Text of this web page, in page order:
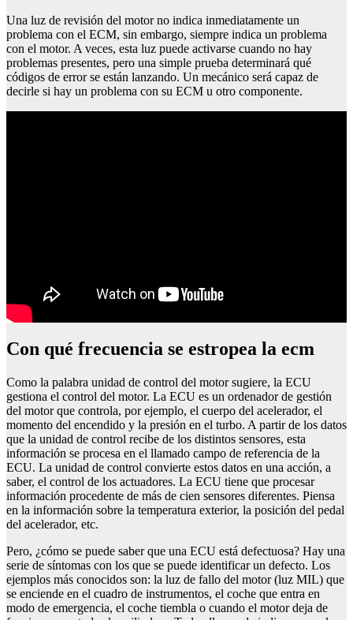
Una luz de revisión del motor no indica inmediatamente un
problema con el ECM, sin embargo, siempre indica un problema
con el motor. A veces, esta luz puede activarse cuando no hay
problemas presentes, pero una simple prueba determinará qué
códigos de error se están lanzando. Un mecánico será capaz de
decirle si hay un problema con su ECM u otro componente.
Con qué frecuencia se estropea la ecm
Como la palabra unidad de control del motor sugiere, la ECU
gestiona el control del motor. La ECU es un ordenador de gestión
del motor que controla, por ejemplo, el cuerpo del acelerador, el
momento del encendido y la presión en el turbo. A partir de los datos
que la unidad de control recibe de los distintos sensores, esta
información se procesa en el llamado campo de referencia de la
ECU. La unidad de control convierte estos datos en una acción, a
saber, el control de los actuadores. La ECU tiene que procesar
información procedente de más de cien sensores diferentes. Piensa
en la información sobre la temperatura exterior, la posición del pedal
del acelerador, etc.
Pero, ¿cómo se puede saber que una ECU está defectuosa? Hay una
serie de síntomas con los que se puede identificar un defecto. Los
ejemplos más conocidos son: la luz de fallo del motor (luz MIL) que
se enciende en el cuadro de instrumentos, el coche que entra en
modo de emergencia, el coche tiembla o cuando el motor deja de